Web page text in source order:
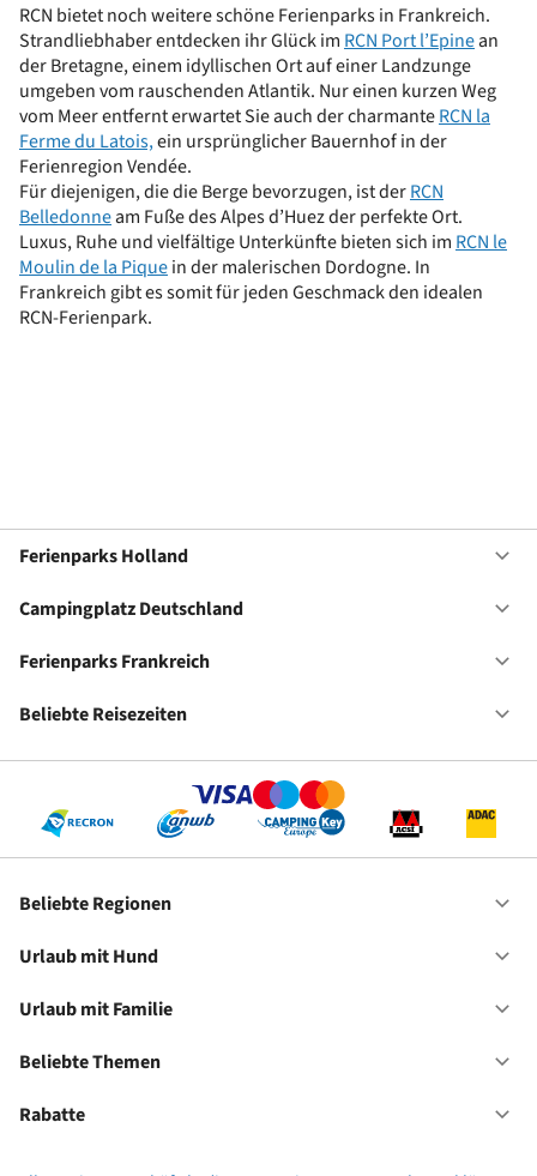
RCN bietet noch weitere schöne Ferienparks in Frankreich.
Strandliebhaber entdecken ihr Glück im RCN Port l’Epinean
der Bretagne, einem idyllischen Ort auf einer Landzunge
umgeben vom rauschenden Atlantik. Nur einen kurzen Weg
vom Meer entfernt erwartet Sie auch der charmanteRCN la
Ferme du Latois,ein ursprünglicher Bauernhof in der
Ferienregion Vendée.
Für diejenigen, die die Berge bevorzugen, ist derRCN
Belledonneam Fuße des Alpes d’Huez der perfekte Ort.
Luxus, Ruhe und vielfältige Unterkünfte bieten sich im RCN le
Moulin de la Piquein der malerischen Dordogne. In
Frankreich gibt es somit für jeden Geschmack den idealen
RCN-Ferienpark.
Ferienparks Holland
Campingplatz Deutschland
Ferienparks Frankreich
Beliebte Reisezeiten
Beliebte Regionen
Urlaub mit Hund
Urlaub mit Familie
Beliebte Themen
Rabatte